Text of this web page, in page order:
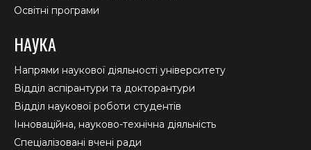
Освітні програми
НАУКА
Напрями наукової діяльності університету
Відділ аспірантури та докторантури
Відділ наукової роботи студентів
Інноваційна, науково-технічна діяльність
Спеціалізовані вчені ради